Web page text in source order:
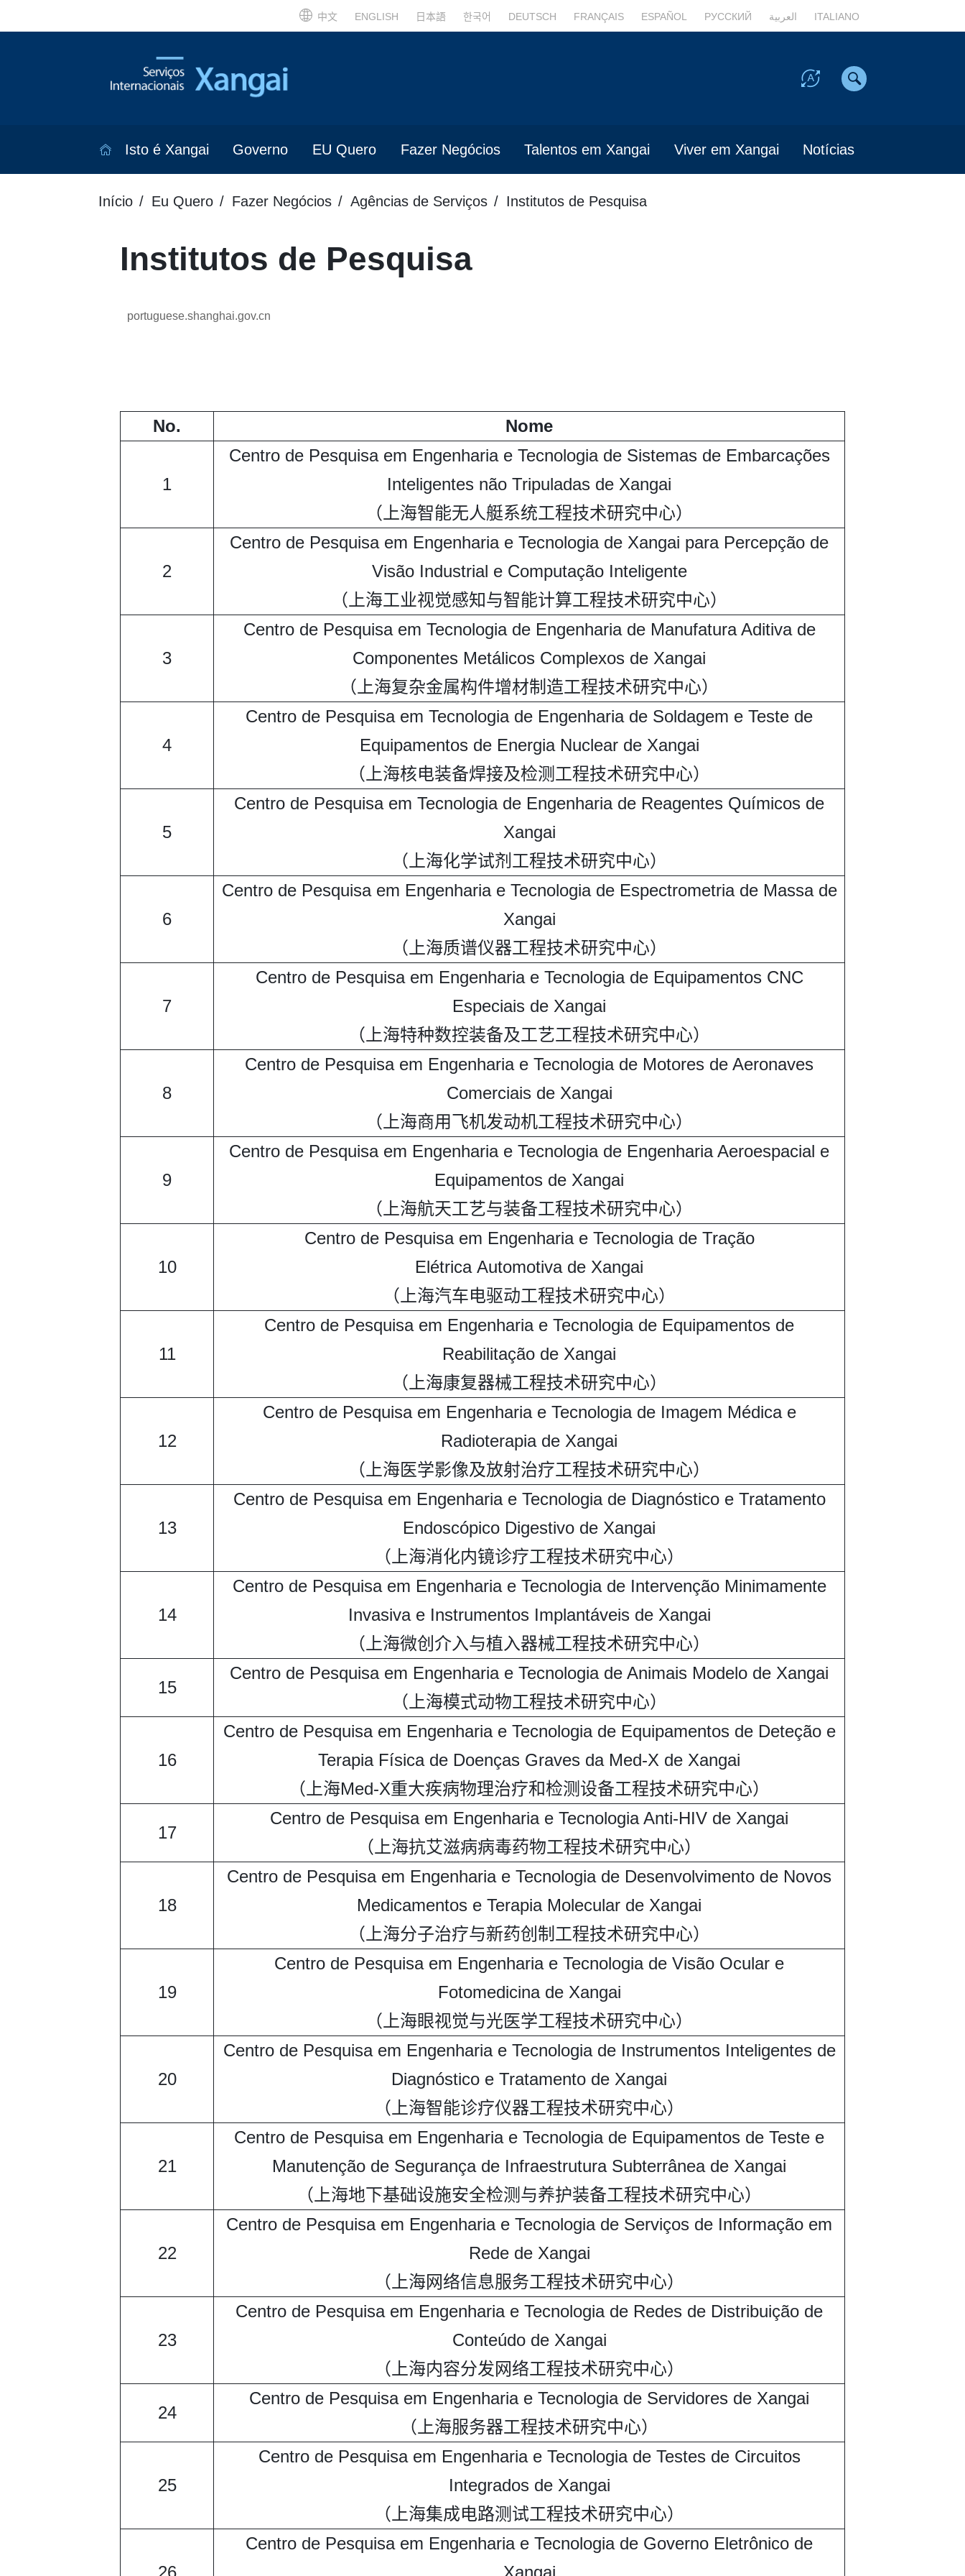
中文 ENGLISH 日本語 한국어 DEUTSCH FRANÇAIS ESPAÑOL РУССКИЙ العربية ITALIANO
Isto é Xangai Governo EU Quero Fazer Negócios Talentos em Xangai Viver em Xangai Notícias
Início Eu Quero Fazer Negócios Agências de Serviços Institutos de Pesquisa
Institutos de Pesquisa
portuguese.shanghai.gov.cn
No. Nome
1
Centro de Pesquisa em Engenharia e Tecnologia de Sistemas de Embarcações
Inteligentes não Tripuladas de Xangai
（上海智能无人艇系统工程技术研究中心）
2
Centro de Pesquisa em Engenharia e Tecnologia de Xangai para Percepção de
Visão Industrial e Computação Inteligente
（上海工业视觉感知与智能计算工程技术研究中心）
3
Centro de Pesquisa em Tecnologia de Engenharia de Manufatura Aditiva de
Componentes Metálicos Complexos de Xangai
（上海复杂金属构件增材制造工程技术研究中心）
4
Centro de Pesquisa em Tecnologia de Engenharia de Soldagem e Teste de
Equipamentos de Energia Nuclear de Xangai
（上海核电装备焊接及检测工程技术研究中心）
5
Centro de Pesquisa em Tecnologia de Engenharia de Reagentes Químicos de
Xangai
（上海化学试剂工程技术研究中心）
6
Centro de Pesquisa em Engenharia e Tecnologia de Espectrometria de Massa de
Xangai
（上海质谱仪器工程技术研究中心）
7
Centro de Pesquisa em Engenharia e Tecnologia de Equipamentos CNC
Especiais de Xangai
（上海特种数控装备及工艺工程技术研究中心）
8
Centro de Pesquisa em Engenharia e Tecnologia de Motores de Aeronaves
Comerciais de Xangai
（上海商用飞机发动机工程技术研究中心）
9
Centro de Pesquisa em Engenharia e Tecnologia de Engenharia Aeroespacial e
Equipamentos de Xangai
（上海航天工艺与装备工程技术研究中心）
10
Centro de Pesquisa em Engenharia e Tecnologia de Tração
Elétrica Automotiva de Xangai
（上海汽车电驱动工程技术研究中心）
11
Centro de Pesquisa em Engenharia e Tecnologia de Equipamentos de
Reabilitação de Xangai
（上海康复器械工程技术研究中心）
12
Centro de Pesquisa em Engenharia e Tecnologia de Imagem Médica e
Radioterapia de Xangai
（上海医学影像及放射治疗工程技术研究中心）
13
Centro de Pesquisa em Engenharia e Tecnologia de Diagnóstico e Tratamento
Endoscópico Digestivo de Xangai
（上海消化内镜诊疗工程技术研究中心）
14
Centro de Pesquisa em Engenharia e Tecnologia de Intervenção Minimamente
Invasiva e Instrumentos Implantáveis de Xangai
（上海微创介入与植入器械工程技术研究中心）
15
Centro de Pesquisa em Engenharia e Tecnologia de Animais Modelo de Xangai
（上海模式动物工程技术研究中心）
16
Centro de Pesquisa em Engenharia e Tecnologia de Equipamentos de Deteção e
Terapia Física de Doenças Graves da Med-X de Xangai
（上海Med-X重大疾病物理治疗和检测设备工程技术研究中心）
17
Centro de Pesquisa em Engenharia e Tecnologia Anti-HIV de Xangai
（上海抗艾滋病病毒药物工程技术研究中心）
18
Centro de Pesquisa em Engenharia e Tecnologia de Desenvolvimento de Novos
Medicamentos e Terapia Molecular de Xangai
（上海分子治疗与新药创制工程技术研究中心）
19
Centro de Pesquisa em Engenharia e Tecnologia de Visão Ocular e
Fotomedicina de Xangai
（上海眼视觉与光医学工程技术研究中心）
20
Centro de Pesquisa em Engenharia e Tecnologia de Instrumentos Inteligentes de
Diagnóstico e Tratamento de Xangai
（上海智能诊疗仪器工程技术研究中心）
21
Centro de Pesquisa em Engenharia e Tecnologia de Equipamentos de Teste e
Manutenção de Segurança de Infraestrutura Subterrânea de Xangai
（上海地下基础设施安全检测与养护装备工程技术研究中心）
22
Centro de Pesquisa em Engenharia e Tecnologia de Serviços de Informação em
Rede de Xangai
（上海网络信息服务工程技术研究中心）
23
Centro de Pesquisa em Engenharia e Tecnologia de Redes de Distribuição de
Conteúdo de Xangai
（上海内容分发网络工程技术研究中心）
24
Centro de Pesquisa em Engenharia e Tecnologia de Servidores de Xangai
（上海服务器工程技术研究中心）
25
Centro de Pesquisa em Engenharia e Tecnologia de Testes de Circuitos
Integrados de Xangai
（上海集成电路测试工程技术研究中心）
26
Centro de Pesquisa em Engenharia e Tecnologia de Governo Eletrônico de
Xangai